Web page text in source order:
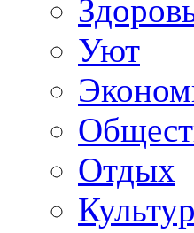
Уют
Отдых